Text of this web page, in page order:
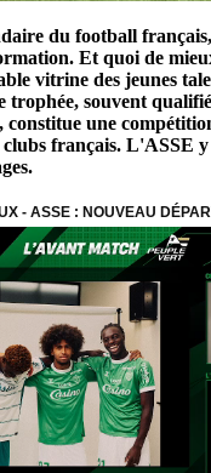
du football
Et quoi de
vitrine des jeunes
trophée, souvent
constitue une
clubs français. L'ASSE